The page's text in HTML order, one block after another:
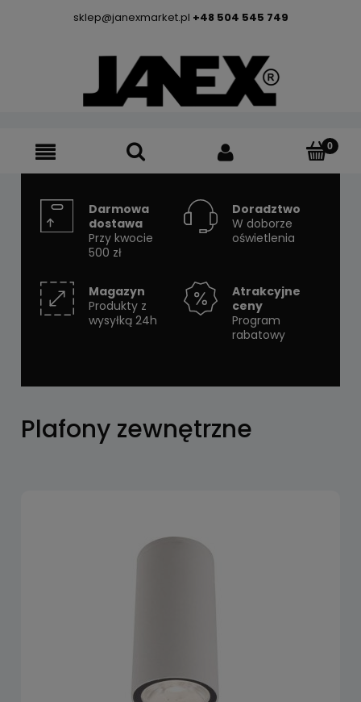
sklep@janexmarket.pl +48 504 545 749
Darmowa
dostawa
Przy kwocie
500 zł
Doradztwo
W doborze
oświetlenia
Magazyn
Produkty z
wysyłką 24h
Atrakcyjne
ceny
Program
rabatowy
Plafony zewnętrzne